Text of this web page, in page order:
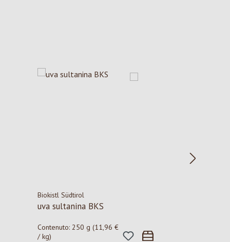
Biokistl Südtirol
uva sultanina BKS
Contenuto: 250 g (11,96 €
/ kg)